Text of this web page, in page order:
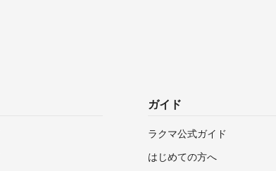
ガイド
ラクマ公式ガイド
はじめての方へ